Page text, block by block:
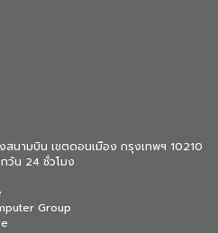
สนามบิน เขตดอนเมือง กรุงเทพฯ 10210
วัน 24 ชั่วโมง
Group